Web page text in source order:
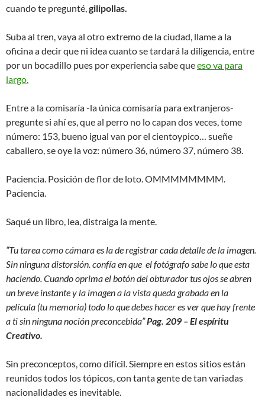
cuando te pregunté,gilipollas.
Suba al tren, vaya al otro extremo de la ciudad, llame a la
oficina a decir que ni idea cuanto se tardará la diligencia, entre
por un bocadillo pues por experiencia sabe queeso va para
largo.
Entre a la comisaría -la única comisaría para extranjeros-
pregunte si ahí es, que al perro no lo capan dos veces, tome
número: 153, bueno igual van por el cientoypico… sueñe
caballero, se oye la voz: número 36, número 37, número 38.
Paciencia. Posición de flor de loto. OMMMMMMMM.
Paciencia.
Saqué un libro, lea, distraiga la mente.
“Tu tarea como cámara es la de registrar cada detalle de la imagen.
Sin ninguna distorsión. confía en que el fotógrafo sabe lo que esta
haciendo. Cuando oprima el botón del obturador tus ojos se abren
un breve instante y la imagen a la vista queda grabada en la
película (tu memoria) todo lo que debes hacer es ver que hay frente
a ti sin ninguna noción preconcebida”Pag. 209 – El espíritu
Creativo.
Sin preconceptos, como difícil. Siempre en estos sitios están
reunidos todos los tópicos, con tanta gente de tan variadas
nacionalidades es inevitable.